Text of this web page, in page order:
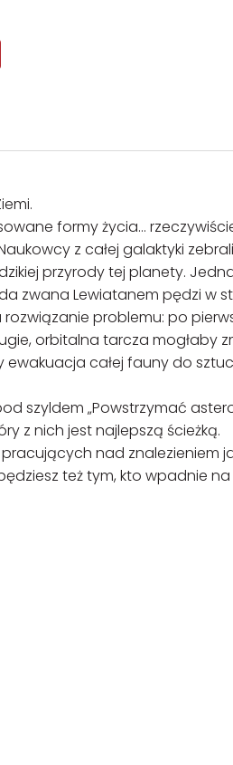
formy życia…
z całej galaktyki
przyrody tej planety.
zwana Lewiatanem pędzi w
problemu: po
orbitalna tarcza mogłaby
całej fauny do
szyldem „Powstrzymać
z nich jest najlepszą ścieżką.
nad znalezieniem
też tym, kto wpadnie